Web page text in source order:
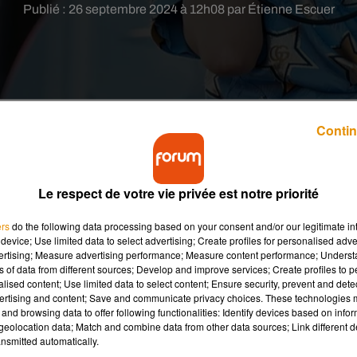
Publié : 26 septembre 2024 à 12h08 par Étienne Escuer
diffusée à partir du 12 octobre, ont été
marraine de la Star Academy, dont la prochaine saison
sortir un nouveau single, Tout pour moi, le premier de son
les élèves. Je pense qu’on va faire de jolies choses
s’occupera également de la direction musicale d’un des
cette année, en tant que professeurs exceptionnels, et une
Le respect de votre vie privée est notre priorité
do the following data processing based on your consent and/or our legitimate
Use limited data to select advertising; Create profiles for personalised
Measure advertising performance; Measure content performance;
of data from different sources; Develop and improve services; Create profiles to
content; Use limited data to select content; Ensure security, prevent and
and content; Save and communicate privacy choices. These technologies
browsing data to offer following functionalities: Identify devices based on
data; Match and combine data from other data sources; Link different
automatically.